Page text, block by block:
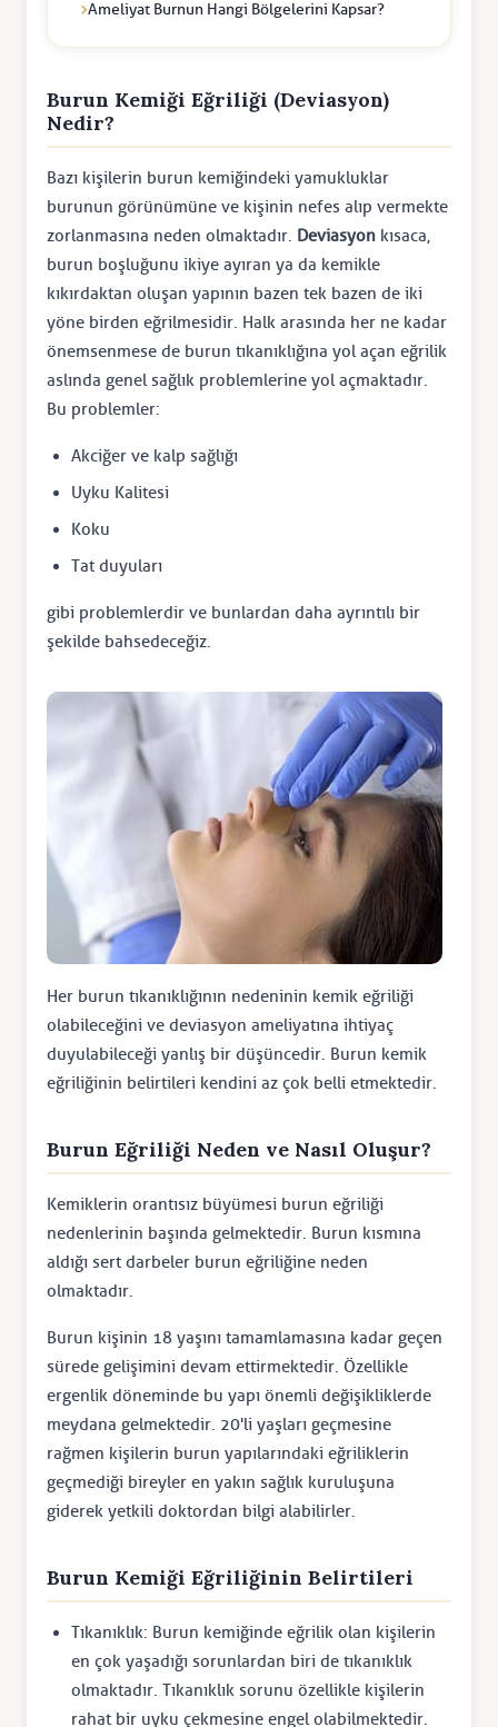
Ameliyat Burnun Hangi Bölgelerini Kapsar?
Burun Kemiği Eğriliği (Deviasyon)
Nedir?
Bazı kişilerin burun kemiğindeki yamukluklar
burunun görünümüne ve kişinin nefes alıp vermekte
zorlanmasına neden olmaktadır. Deviasyon kısaca,
burun boşluğunu ikiye ayıran ya da kemikle
kıkırdaktan oluşan yapının bazen tek bazen de iki
yöne birden eğrilmesidir. Halk arasında her ne kadar
önemsenmese de burun tıkanıklığına yol açan eğrilik
aslında genel sağlık problemlerine yol açmaktadır.
Bu problemler:
Akciğer ve kalp sağlığı
Uyku Kalitesi
Koku
Tat duyuları
gibi problemlerdir ve bunlardan daha ayrıntılı bir
şekilde bahsedeceğiz.
Her burun tıkanıklığının nedeninin kemik eğriliği
olabileceğini ve deviasyon ameliyatına ihtiyaç
duyulabileceği yanlış bir düşüncedir. Burun kemik
eğriliğinin belirtileri kendini az çok belli etmektedir.
Burun Eğriliği Neden ve Nasıl Oluşur?
Kemiklerin orantısız büyümesi burun eğriliği
nedenlerinin başında gelmektedir. Burun kısmına
aldığı sert darbeler burun eğriliğine neden
olmaktadır.
Burun kişinin 18 yaşını tamamlamasına kadar geçen
sürede gelişimini devam ettirmektedir. Özellikle
ergenlik döneminde bu yapı önemli değişikliklerde
meydana gelmektedir. 20'li yaşları geçmesine
rağmen kişilerin burun yapılarındaki eğriliklerin
geçmediği bireyler en yakın sağlık kuruluşuna
giderek yetkili doktordan bilgi alabilirler.
Burun Kemiği Eğriliğinin Belirtileri
Tıkanıklık: Burun kemiğinde eğrilik olan kişilerin
en çok yaşadığı sorunlardan biri de tıkanıklık
olmaktadır. Tıkanıklık sorunu özellikle kişilerin
rahat bir uyku çekmesine engel olabilmektedir.